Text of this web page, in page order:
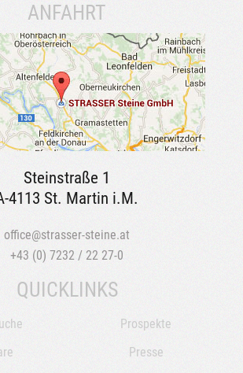
ANFAHRT
Steinstraße 1
4113 St. Martin i.M.
office@strasser-steine.at
+43 (0) 7232 / 22 27-0
QUICKLINKS
Prospekte
Presse